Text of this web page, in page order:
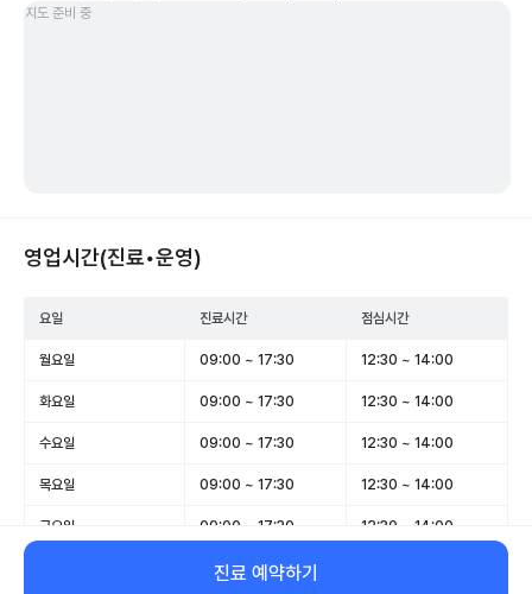
지도 준비 중
영업시간(진료•운영)
요일 진료시간 점심시간
월요일 09:00 ~ 17:30 12:30 ~ 14:00
화요일 09:00 ~ 17:30 12:30 ~ 14:00
수요일 09:00 ~ 17:30 12:30 ~ 14:00
목요일 09:00 ~ 17:30 12:30 ~ 14:00
금요일 09:00 ~ 17:30 12:30 ~ 14:00
09:00 ~ 13:00
진료 예약하기